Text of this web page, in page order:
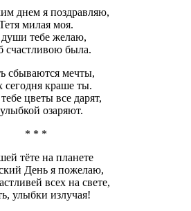
днем я поздравляю,
милая моя.
тебе желаю,
счастливою была.
сбываются мечты,
сегодня краше ты.
цветы все дарят,
озаряют.
* * *
тёте на планете
День я пожелаю,
всех на свете,
улыбки излучая!